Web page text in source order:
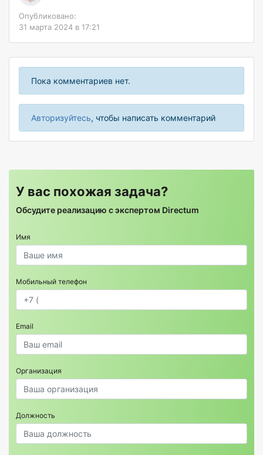
Опубликовано:
31 марта 2024 в 17:21
Пока комментариев нет.
Авторизуйтесь, чтобы написать комментарий
У вас похожая задача?
Обсудите реализацию с экспертом Directum
Имя
Мобильный телефон
Email
Организация
Должность